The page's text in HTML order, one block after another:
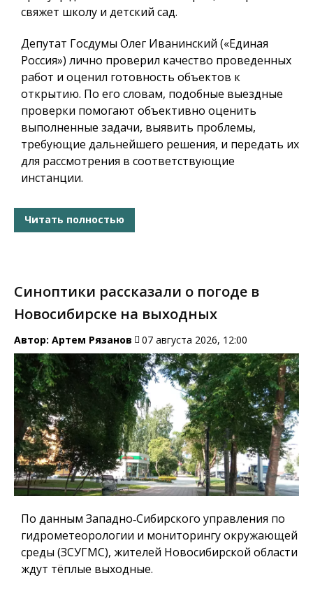
свяжет школу и детский сад.
Депутат Госдумы Олег Иванинский («Единая
Россия») лично проверил качество проведенных
работ и оценил готовность объектов к
открытию. По его словам, подобные выездные
проверки помогают объективно оценить
выполненные задачи, выявить проблемы,
требующие дальнейшего решения, и передать их
для рассмотрения в соответствующие
инстанции.
Читать полностью
Синоптики рассказали о погоде в
Новосибирске на выходных
Автор: Артем Рязанов 07 августа 2026, 12:00
По данным Западно‑Сибирского управления по
гидрометеорологии и мониторингу окружающей
среды (ЗСУГМС), жителей Новосибирской области
ждут тёплые выходные.